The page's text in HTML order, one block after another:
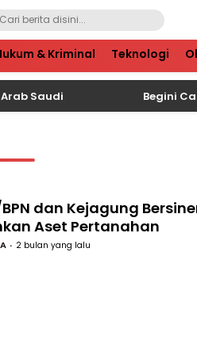
& Kriminal Teknologi
Saudi Begini
dan Kejagung
Aset Pertanahan
2 bulan yang lalu